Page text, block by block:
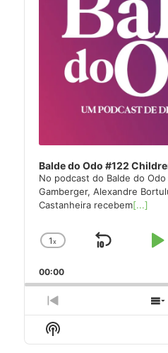
Balde do Odo #122
No podcast do Balde do Odo
Gamberger, Alexandre
Castanheira recebem[...]
Change
Rate
1x
Skip
00:00
Previous
Episode
Show
Podcast